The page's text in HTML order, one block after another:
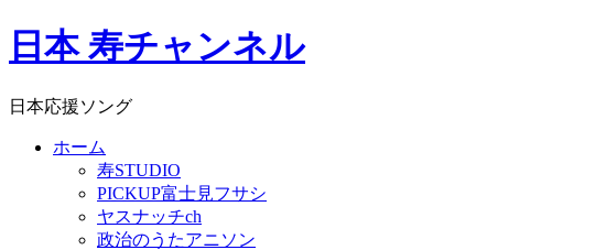
Skip
to日本 寿チャンネル
日本応援ソング
ホーム
寿STUDIO
PICKUP富士見フサシ
ヤスナッチch
政治のうたアニソン